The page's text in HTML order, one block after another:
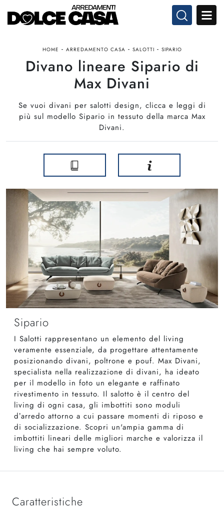
HOME - ARREDAMENTO CASA - SALOTTI - SIPARIO
Divano lineare Sipario di
Max Divani
Se vuoi divani per salotti design, clicca e leggi di
più sul modello Sipario in tessuto della marca Max
Divani.
Sipario
I Salotti rappresentano un elemento del living
veramente essenziale, da progettare attentamente
posizionando divani, poltrone e pouf. Max Divani,
specialista nella realizzazione di divani, ha ideato
per il modello in foto un elegante e raffinato
rivestimento in tessuto. Il salotto è il centro del
living di ogni casa, gli imbottiti sono moduli
d’arredo attorno a cui passare momenti di riposo e
di socializzazione. Scopri un'ampia gamma di
imbottiti lineari delle migliori marche e valorizza il
living che hai sempre voluto.
Caratteristiche